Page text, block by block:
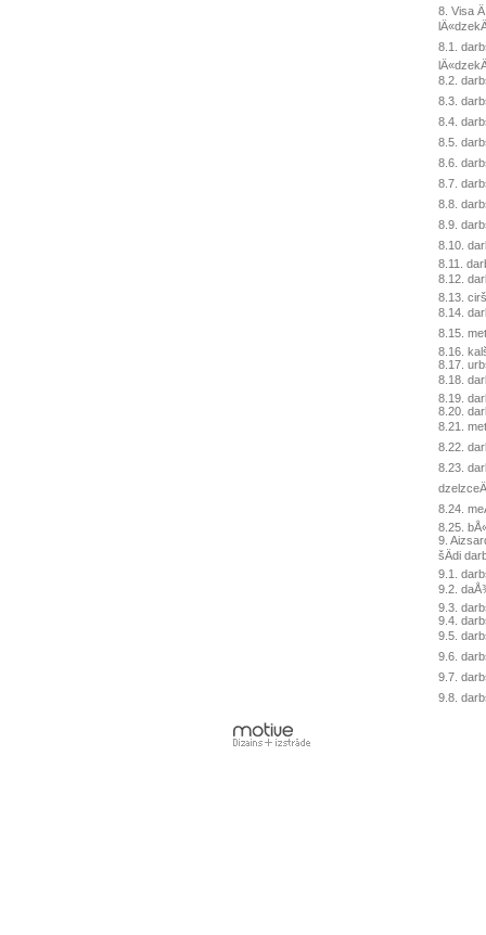
8. Visa
8.1.
8.2.
8.3.
8.4.
8.5.
8.6.
8.7.
8.8.
8.9.
8.10.
8.11.
8.12.
8.13.
8.14.
8.15.
8.16.
8.17.
8.18.
8.19.
8.20.
8.21.
8.22.
8.23.
8.24.
8.25.
9.
šÄdi
9.1.
9.2.
9.3.
9.4.
9.5.
9.6.
9.7.
9.8.